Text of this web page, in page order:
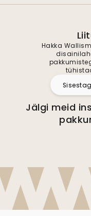
Hakka
Jälgi meid